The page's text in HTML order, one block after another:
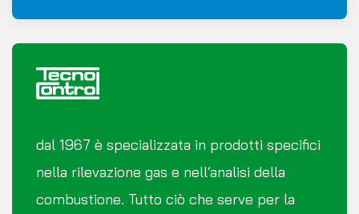
dal 1967 è specializzata in prodotti specifici
nella rilevazione gas e nell’analisi della
combustione. Tutto ciò che serve per la